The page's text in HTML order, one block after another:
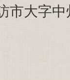
市大字